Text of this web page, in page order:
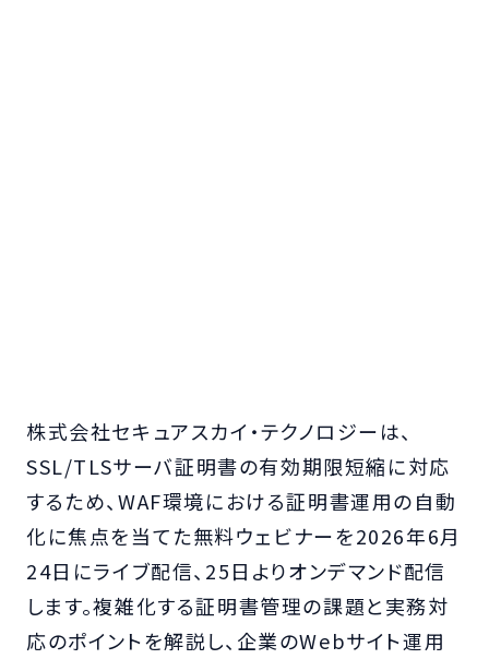
株式会社セキュアスカイ・テクノロジーは、
SSL/TLSサーバ証明書の有効期限短縮に対応
するため、WAF環境における証明書運用の自動
化に焦点を当てた無料ウェビナーを2026年6月
24日にライブ配信、25日よりオンデマンド配信
します。複雑化する証明書管理の課題と実務対
応のポイントを解説し、企業のWebサイト運用